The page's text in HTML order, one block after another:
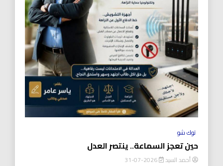
توك شو
حين تعجز السماعة.. ينتصر العدل
أحمد السيد 2026-07-31